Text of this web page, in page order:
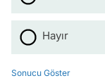
Hayır
Sonucu Göster